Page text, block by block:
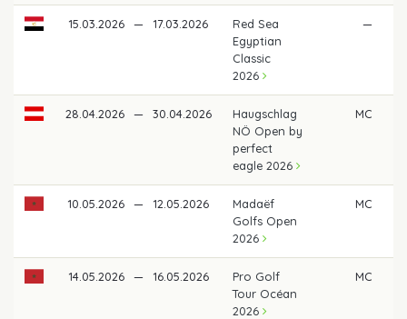
15.03.2026 — 17.03.2026
Red Sea
Egyptian
Classic
2026
—
28.04.2026 — 30.04.2026
Haugschlag
NÖ Open by
perfect
eagle 2026
MC
10.05.2026 — 12.05.2026
Madaëf
Golfs Open
2026
MC
14.05.2026 — 16.05.2026
Pro Golf
Tour Océan
2026
MC